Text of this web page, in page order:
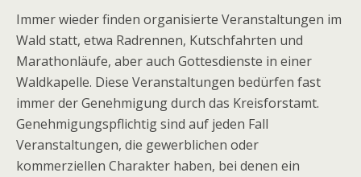
Immer wieder finden organisierte Veranstaltungen im
Wald statt, etwa Radrennen, Kutschfahrten und
Marathonläufe, aber auch Gottesdienste in einer
Waldkapelle. Diese Veranstaltungen bedürfen fast
immer der Genehmigung durch das Kreisforstamt.
Genehmigungspflichtig sind auf jeden Fall
Veranstaltungen, die gewerblichen oder
kommerziellen Charakter haben, bei denen ein